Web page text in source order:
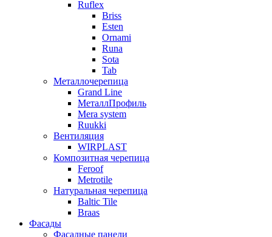
Ruflex
Briss
Esten
Ornami
Runa
Sota
Tab
Металлочерепица
Grand Line
МеталлПрофиль
Mera system
Ruukki
Вентиляция
WIRPLAST
Композитная черепица
Feroof
Metrotile
Натуральная черепица
Baltic Tile
Braas
Фасады
Фасадные панели